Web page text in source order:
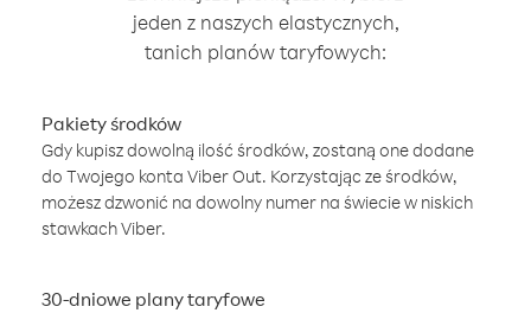
jeden z naszych elastycznych,
tanich planów taryfowych:
Pakiety środków
Gdy kupisz dowolną ilość środków, zostaną one dodane
do Twojego konta Viber Out. Korzystając ze środków,
możesz dzwonić na dowolny numer na świecie w niskich
stawkach Viber.
30-dniowe plany taryfowe